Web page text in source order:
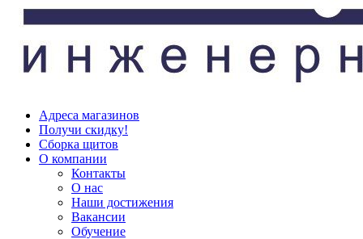
Адреса магазинов
Получи скидку!
Сборка щитов
О компании
Контакты
О нас
Наши достижения
Вакансии
Обучение